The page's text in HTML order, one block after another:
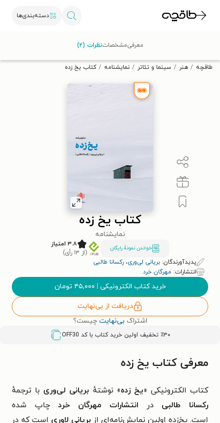
دسته‌بندی‌ها
تخفیف از طاقچه دریافت کن.
طاقچه هنر سینما و تئاتر نمایشنامه کتاب یخ زده
کتاب یخ زده
نمایشنامه
خواندن نمونۀ رایگان
۳.۸ امتیاز
(از ۱۳ رأی)
پدیدآورندگان: بریانی لی‌وری، رکسانا طالبی
انتشارات: مهرگان خرد
خرید کتاب الکترونیکی | ۴۵,۰۰۰ تومان
دریافت از بی‌نهایت
اشتراک بی‌نهایت چیست؟
٪۳۰ تخفیف اولین خرید کتاب با کد OFF30
معرفیمشخصاتنظرات (۲)
معرفی کتاب یخ زده
کتاب الکترونیکی «یخ زده» نوشتهٔ بریانی لی‌وری با ترجمهٔ
رکسانا طالبیدر انتشارات مهرگان خردچاپ شده
است. یخ‌زده اولین نمایش‌نامه‌ای از بریانی لاوری است که در